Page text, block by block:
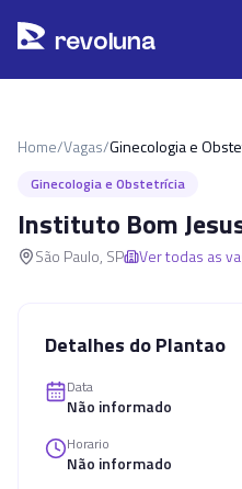
revoluna
Home/Vagas/Ginecologia e
Ginecologia e Obstetrícia
Instituto Bom
São Paulo, SP Ver todas as
Detalhes do Plantao
Data
Não informado
Horario
Não informado